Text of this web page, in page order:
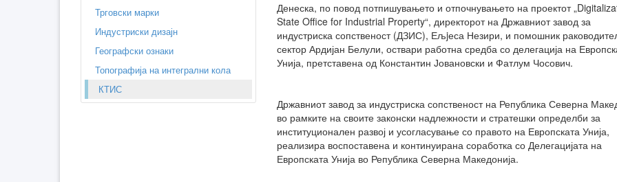
Трговски марки
Индустриски дизајн
Географски ознаки
Топографија на интегрални кола
КТИС
Денеска, по повод потпишувањето и отпочнувањето на проектот
State Office for Industrial Property“, директорот на Државниот завод за
индустриска сопственост (ДЗИС), Ељjеса Незири, и помошник
сектор Ардијан Белули, оствари работна средба со делегација на
Унија, претставена од Константин Јовановски и Фатлум Чосович.
Државниот завод за индустриска сопственост на Република Северна
во рамките на своите законски надлежности и стратешки определби за
институционален развој и усогласување со правото на Европската Унија,
реализира воспоставена и континуирана соработка со Делегацијата на
Европската Унија во Република Северна Македонија.